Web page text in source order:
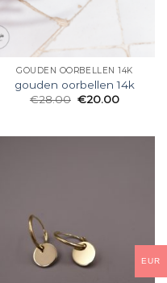
GOUDEN OORBELLEN 14K
gouden oorbellen 14k
€28.00 €20.00
EUR